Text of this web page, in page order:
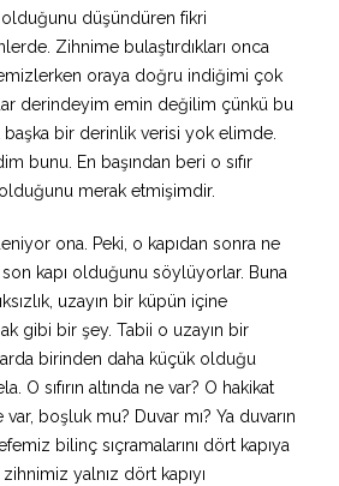
olduğunu düşündüren fikri
Zihnime bulaştırdıkları onca
oraya doğru indiğimi çok
derindeyim emin değilim çünkü bu
başka bir derinlik verisi yok elimde.
bunu. En başından beri o sıfır
olduğunu merak etmişimdir.
ona. Peki, o kapıdan sonra ne
son kapı olduğunu söylüyorlar. Buna
uzayın bir küpün içine
gibi bir şey. Tabii o uzayın bir
birinden daha küçük olduğu
O sıfırın altında ne var? O hakikat
var, boşluk mu? Duvar mı? Ya duvarın
bilinç sıçramalarını dört kapıya
yalnız dört kapıyı